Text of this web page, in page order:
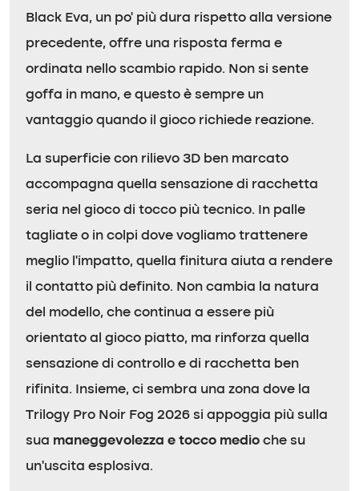
Black Eva, un po’ più dura rispetto alla versione
precedente, offre una risposta ferma e
ordinata nello scambio rapido. Non si sente
goffa in mano, e questo è sempre un
vantaggio quando il gioco richiede reazione.
La superficie con rilievo 3D ben marcato
accompagna quella sensazione di racchetta
seria nel gioco di tocco più tecnico. In palle
tagliate o in colpi dove vogliamo trattenere
meglio l’impatto, quella finitura aiuta a rendere
il contatto più definito. Non cambia la natura
del modello, che continua a essere più
orientato al gioco piatto, ma rinforza quella
sensazione di controllo e di racchetta ben
rifinita. Insieme, ci sembra una zona dove la
Trilogy Pro Noir Fog 2026 si appoggia più sulla
sua maneggevolezza e tocco medio che su
un’uscita esplosiva.